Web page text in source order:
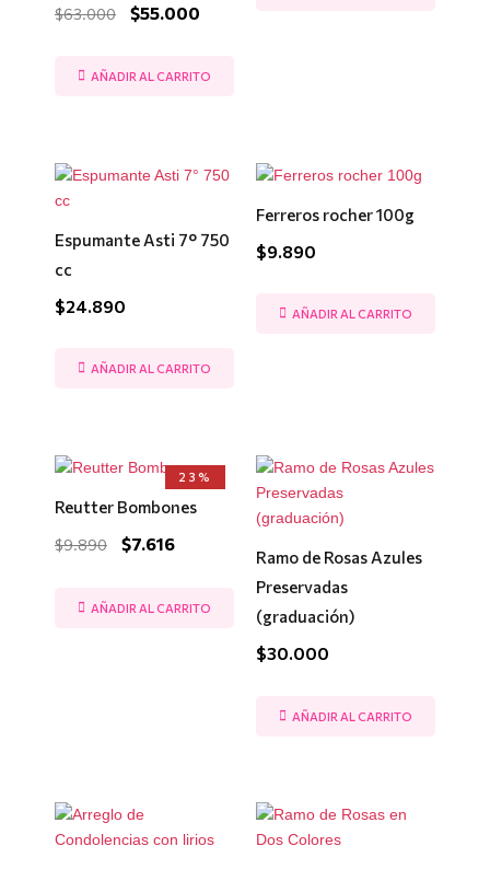
$63.000 $55.000
AÑADIR AL CARRITO
Espumante Asti 7° 750
cc
$24.890
AÑADIR AL CARRITO
Ferreros rocher 100g
$9.890
AÑADIR AL CARRITO
23%
Reutter Bombones
$9.890
El
precio
original
$9.890.
$7.616
El
precio
actual
$7.616.
AÑADIR AL CARRITO
Ramo de Rosas Azules
Preservadas
(graduación)
$30.000
AÑADIR AL CARRITO